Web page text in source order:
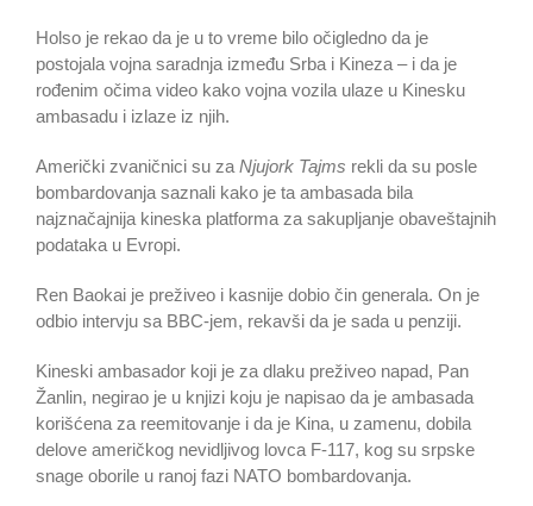
Holso je rekao da je u to vreme bilo očigledno da je
postojala vojna saradnja između Srba i Kineza – i da je
rođenim očima video kako vojna vozila ulaze u Kinesku
ambasadu i izlaze iz njih.
Američki zvaničnici su za Njujork Tajms rekli da su posle
bombardovanja saznali kako je ta ambasada bila
najznačajnija kineska platforma za sakupljanje obaveštajnih
podataka u Evropi.
Ren Baokai je preživeo i kasnije dobio čin generala. On je
odbio intervju sa BBC-jem, rekavši da je sada u penziji.
Kineski ambasador koji je za dlaku preživeo napad, Pan
Žanlin, negirao je u knjizi koju je napisao da je ambasada
korišćena za reemitovanje i da je Kina, u zamenu, dobila
delove američkog nevidljivog lovca F-117, kog su srpske
snage oborile u ranoj fazi NATO bombardovanja.